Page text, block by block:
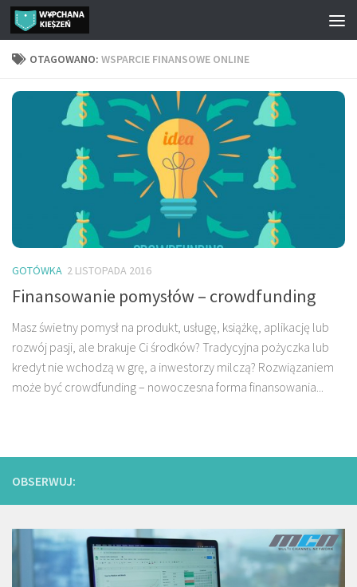
Przejdź do treści
OTAGOWANO: WSPARCIE FINANSOWE ONLINE
GOTÓWKA 2 LISTOPADA 2016
Finansowanie pomysłów – crowdfunding
Masz świetny pomysł na produkt, usługę, książkę, aplikację lub
rozwój pasji, ale brakuje Ci środków? Tradycyjna pożyczka lub
kredyt nie wchodzą w grę, a inwestorzy milczą? Rozwiązaniem
może być crowdfunding – nowoczesna forma finansowania...
OBSERWUJ: